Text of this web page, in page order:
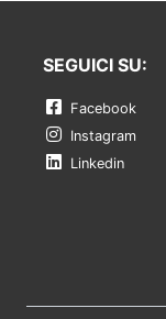
SEGUICI SU:
Facebook
Instagram
Linkedin